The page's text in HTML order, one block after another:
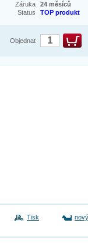
Záruka
24 měsíců
Status
TOP produkt
Objednat
Tisk nový